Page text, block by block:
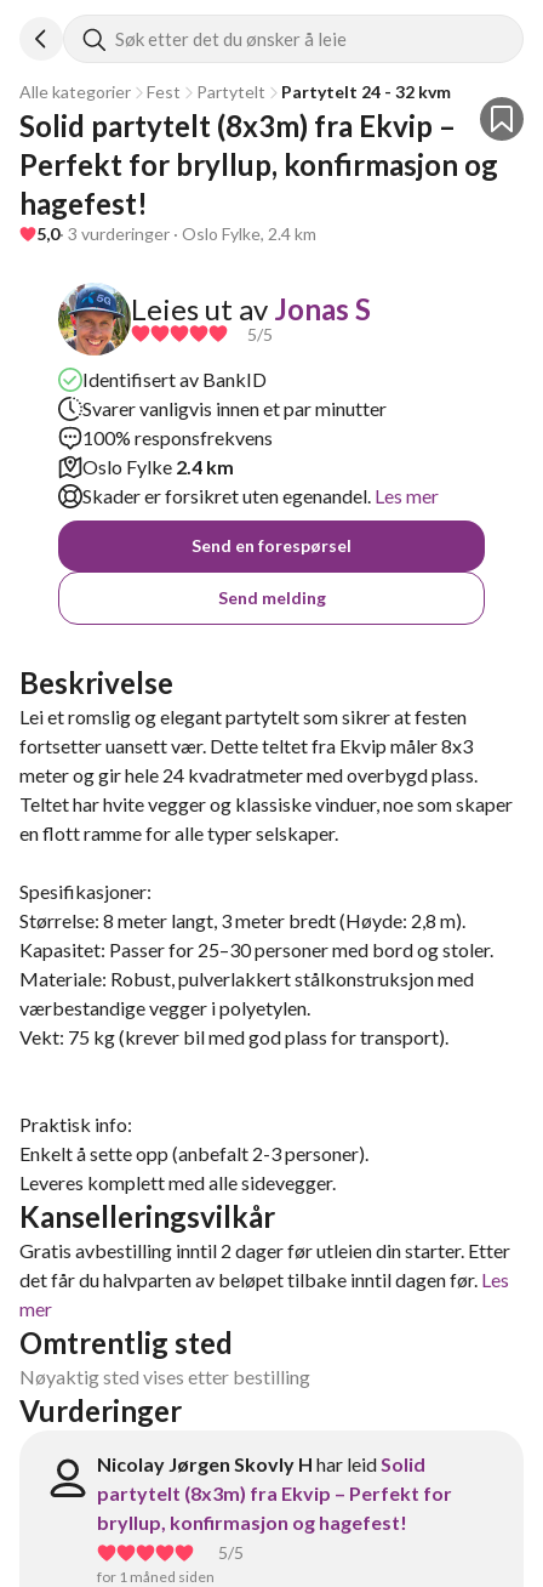
Søk etter det du ønsker å leie
Alle kategorier Fest Partytelt Partytelt 24 - 32 kvm
Solid partytelt (8x3m) fra Ekvip –
Perfekt for bryllup, konfirmasjon og
hagefest!
5,0· 3 vurderinger · Oslo Fylke, 2.4 km
Leies ut av Jonas S
5/5
Identifisert av BankID
Svarer vanligvis innen et par minutter
100% responsfrekvens
Oslo Fylke 2.4 km
Skader er forsikret uten egenandel. Les mer
Send en forespørsel
Send melding
Beskrivelse
Lei et romslig og elegant partytelt som sikrer at festen
fortsetter uansett vær. Dette teltet fra Ekvip måler 8x3
meter og gir hele 24 kvadratmeter med overbygd plass.
Teltet har hvite vegger og klassiske vinduer, noe som skaper
en flott ramme for alle typer selskaper.
Spesifikasjoner:
Størrelse: 8 meter langt, 3 meter bredt (Høyde: 2,8 m).
Kapasitet: Passer for 25–30 personer med bord og stoler.
Materiale: Robust, pulverlakkert stålkonstruksjon med
værbestandige vegger i polyetylen.
Vekt: 75 kg (krever bil med god plass for transport).
Praktisk info:
Enkelt å sette opp (anbefalt 2-3 personer).
Leveres komplett med alle sidevegger.
Kanselleringsvilkår
Gratis avbestilling inntil 2 dager før utleien din starter. Etter
det får du halvparten av beløpet tilbake inntil dagen før. Les
mer
Omtrentlig sted
Nøyaktig sted vises etter bestilling
Vurderinger
Nicolay Jørgen Skovly H har leidSolid
partytelt (8x3m) fra Ekvip – Perfekt for
bryllup, konfirmasjon og hagefest!
5/5
for 1 måned siden